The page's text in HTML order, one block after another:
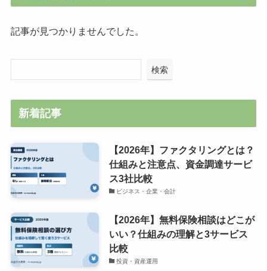
記事が見つかりませんでした。
検索
新着記事
【2026年】ファクタリングとは？
仕組みと注意点、資金調達サービ
ス3社比較
ビジネス・企業・会計
【2026年】無料保険相談はどこが
いい？仕組みの理解と3サービス
比較
投資・資産運用